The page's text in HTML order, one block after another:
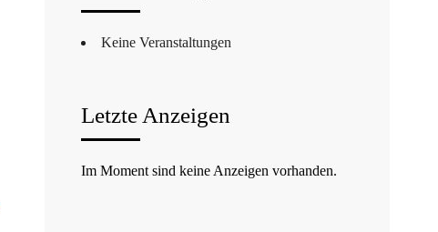
Keine Veranstaltungen
Letzte Anzeigen
Im Moment sind keine Anzeigen vorhanden.